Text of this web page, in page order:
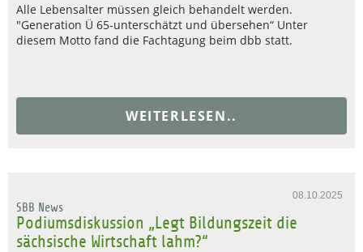
Alle Lebensalter müssen gleich behandelt werden.
"Generation Ü 65-unterschätzt und übersehen“ Unter
diesem Motto fand die Fachtagung beim dbb statt.
WEITERLESEN..
08.10.2025
SBB News
Podiumsdiskussion „Legt Bildungszeit die
sächsische Wirtschaft lahm?“